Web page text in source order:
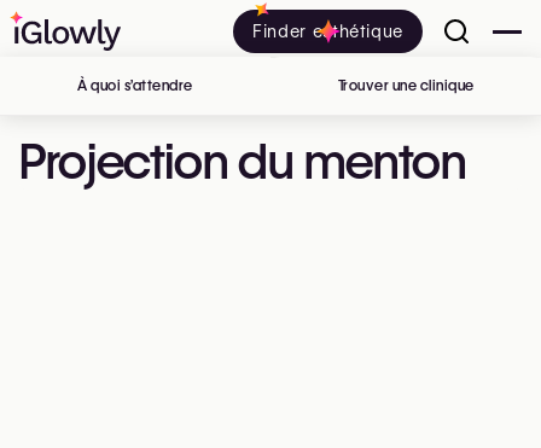
Finder esthétique
Projection du menton
À quoi s’attendre Trouver une clinique